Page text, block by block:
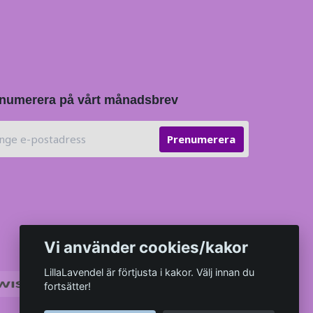
på vårt månadsbrev
Prenumerera
Vi använder cookies/kakor
LillaLavendel är förtjusta i kakor. Välj innan du
fortsätter!